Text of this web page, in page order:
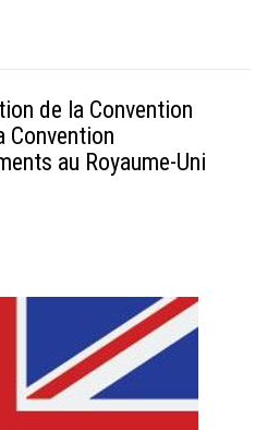
de la Convention
Convention
au Royaume-Uni